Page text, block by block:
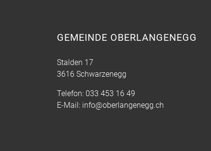
GEMEINDE OBERLANGENEGG
Stalden 17
3616 Schwarzenegg
Telefon: 033 453 16 49
E-Mail: info@oberlangenegg.ch